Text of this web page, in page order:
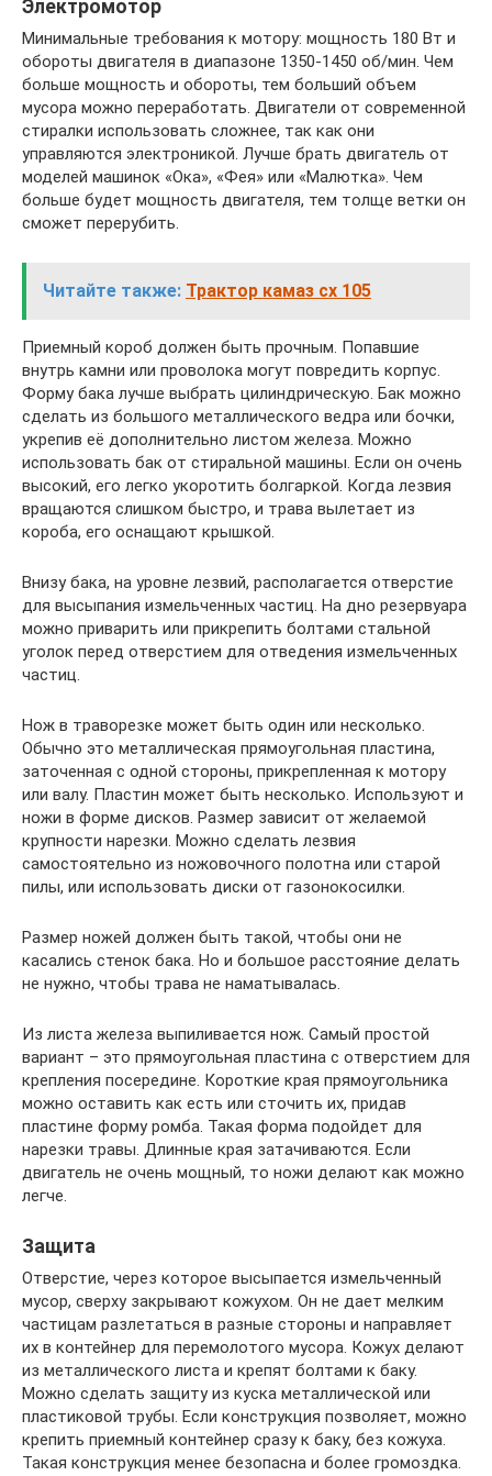
Электромотор
Минимальные требования к мотору: мощность 180 Вт и
обороты двигателя в диапазоне 1350-1450 об/мин. Чем
больше мощность и обороты, тем больший объем
мусора можно переработать. Двигатели от современной
стиралки использовать сложнее, так как они
управляются электроникой. Лучше брать двигатель от
моделей машинок «Ока», «Фея» или «Малютка». Чем
больше будет мощность двигателя, тем толще ветки он
сможет перерубить.
Читайте также: Трактор камаз сх 105
Приемный короб должен быть прочным. Попавшие
внутрь камни или проволока могут повредить корпус.
Форму бака лучше выбрать цилиндрическую. Бак можно
сделать из большого металлического ведра или бочки,
укрепив её дополнительно листом железа. Можно
использовать бак от стиральной машины. Если он очень
высокий, его легко укоротить болгаркой. Когда лезвия
вращаются слишком быстро, и трава вылетает из
короба, его оснащают крышкой.
Внизу бака, на уровне лезвий, располагается отверстие
для высыпания измельченных частиц. На дно резервуара
можно приварить или прикрепить болтами стальной
уголок перед отверстием для отведения измельченных
частиц.
Нож в траворезке может быть один или несколько.
Обычно это металлическая прямоугольная пластина,
заточенная с одной стороны, прикрепленная к мотору
или валу. Пластин может быть несколько. Используют и
ножи в форме дисков. Размер зависит от желаемой
крупности нарезки. Можно сделать лезвия
самостоятельно из ножовочного полотна или старой
пилы, или использовать диски от газонокосилки.
Размер ножей должен быть такой, чтобы они не
касались стенок бака. Но и большое расстояние делать
не нужно, чтобы трава не наматывалась.
Из листа железа выпиливается нож. Самый простой
вариант – это прямоугольная пластина с отверстием для
крепления посередине. Короткие края прямоугольника
можно оставить как есть или сточить их, придав
пластине форму ромба. Такая форма подойдет для
нарезки травы. Длинные края затачиваются. Если
двигатель не очень мощный, то ножи делают как можно
легче.
Защита
Отверстие, через которое высыпается измельченный
мусор, сверху закрывают кожухом. Он не дает мелким
частицам разлетаться в разные стороны и направляет
их в контейнер для перемолотого мусора. Кожух делают
из металлического листа и крепят болтами к баку.
Можно сделать защиту из куска металлической или
пластиковой трубы. Если конструкция позволяет, можно
крепить приемный контейнер сразу к баку, без кожуха.
Такая конструкция менее безопасна и более громоздка.